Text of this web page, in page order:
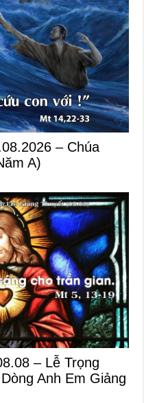
– Chúa
A)
– Lễ Trọng
Anh Em Giảng